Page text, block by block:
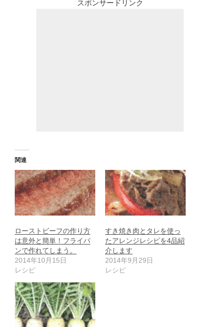
スポンサードリンク
関連
ローストビーフの作り方
は意外と簡単！フライパ
ンで作れてしまう。
2014年10月15日
レシピ
すき焼き肉とタレを使っ
たアレンジレシピを4品紹
介します
2014年9月29日
レシピ